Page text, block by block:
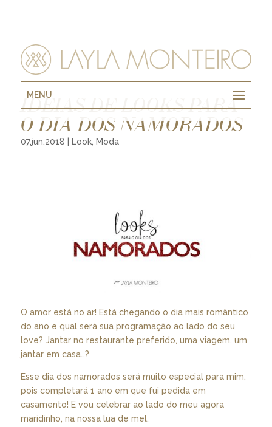
MENU
IDEIAS DE LOOKS PARA
O DIA DOS NAMORADOS
07.jun.2018 Look, Moda
O amor está no ar! Está chegando o dia mais romântico
do ano e qual será sua programação ao lado do seu
love? Jantar no restaurante preferido, uma viagem, um
jantar em casa…?
Esse dia dos namorados será muito especial para mim,
pois completará 1 ano em que fui pedida em
casamento! E vou celebrar ao lado do meu agora
maridinho, na nossa lua de mel.